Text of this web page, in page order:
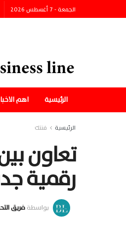
الجمعة - 7 أغسطس 2026
الرئيسية اهم
الرئيسية فنتك
تعاون
رقمية
بواسطةفريق